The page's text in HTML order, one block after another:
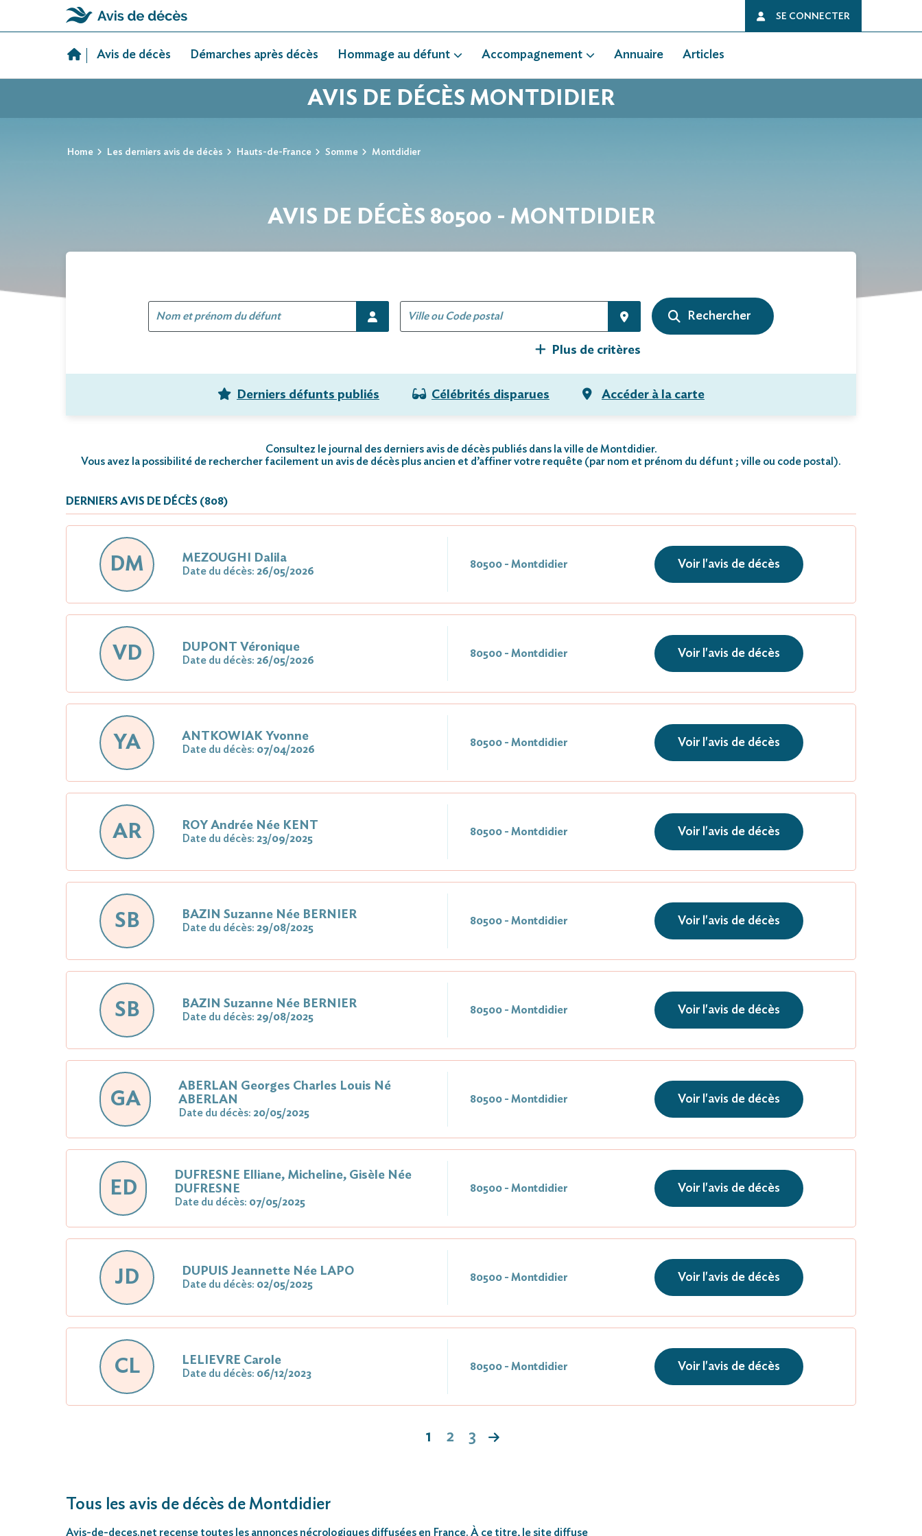
SE CONNECTER
Avis de décès Démarches après décès Hommage au défunt Accompagnement Annuaire Articles
AVIS DE DÉCÈS MONTDIDIER
Home Les derniers avis de décès Hauts-de-France Somme Montdidier
AVIS DE DÉCÈS 80500 - MONTDIDIER
Plus de critères
Derniers défunts publiés Célébrités disparues Accéder à la carte
Consultez le journal des derniers avis de décès publiés dans la ville de Montdidier.
Vous avez la possibilité de rechercher facilement un avis de décès plus ancien et d’affiner votre requête (par nom et prénom du défunt ; ville ou code postal).
DERNIERS AVIS DE DÉCÈS (808)
DM MEZOUGHI Dalila
Date du décès: 26/05/2026
80500 - Montdidier Voir l'avis de décès
VD DUPONT Véronique
Date du décès: 26/05/2026
80500 - Montdidier Voir l'avis de décès
YA ANTKOWIAK Yvonne
Date du décès: 07/04/2026
80500 - Montdidier Voir l'avis de décès
AR ROY Andrée Née KENT
Date du décès: 23/09/2025
80500 - Montdidier Voir l'avis de décès
SB BAZIN Suzanne Née BERNIER
Date du décès: 29/08/2025
80500 - Montdidier Voir l'avis de décès
SB BAZIN Suzanne Née BERNIER
Date du décès: 29/08/2025
80500 - Montdidier Voir l'avis de décès
GA
ABERLAN Georges Charles Louis Né
ABERLAN
Date du décès: 20/05/2025
80500 - Montdidier Voir l'avis de décès
ED
DUFRESNE Elliane, Micheline, Gisèle Née
DUFRESNE
Date du décès: 07/05/2025
80500 - Montdidier Voir l'avis de décès
JD DUPUIS Jeannette Née LAPO
Date du décès: 02/05/2025
80500 - Montdidier Voir l'avis de décès
CL LELIEVRE Carole
Date du décès: 06/12/2023
80500 - Montdidier Voir l'avis de décès
1 2 3
Tous les avis de décès de Montdidier
Avis-de-deces.net recense toutes les annonces nécrologiques diffusées en France. À ce titre, le site diffuse